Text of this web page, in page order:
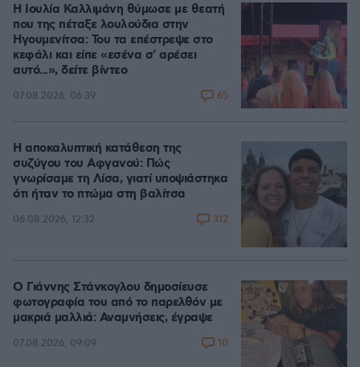
Η Ιουλία Καλλιμάνη θύμωσε με θεατή
που της πέταξε λουλούδια στην
Ηγουμενίτσα: Του τα επέστρεψε στο
κεφάλι και είπε «εσένα σ' αρέσει
αυτό...», δείτε βίντεο
07.08.2026, 06:39 65
Η αποκαλυπτική κατάθεση της
συζύγου του Αφγανού: Πώς
γνωρίσαμε τη Λίσα, γιατί υποψιάστηκα
ότι ήταν το πτώμα στη βαλίτσα
06.08.2026, 12:32 312
Ο Γιάννης Στάνκογλου δημοσίευσε
φωτογραφία του από το παρελθόν με
μακριά μαλλιά: Αναμνήσεις, έγραψε
07.08.2026, 09:09 10